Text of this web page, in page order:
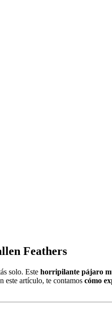
Feathers
solo. Este horripilante pájaro
este artículo, te contamos cómo